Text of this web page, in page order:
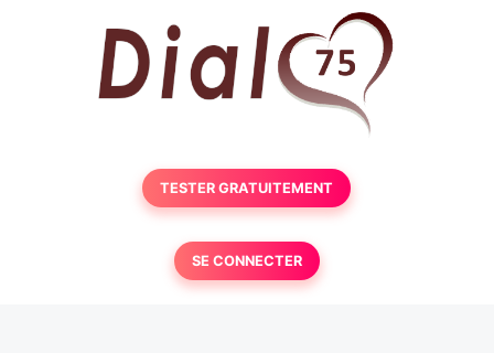
TESTER GRATUITEMENT
SE CONNECTER